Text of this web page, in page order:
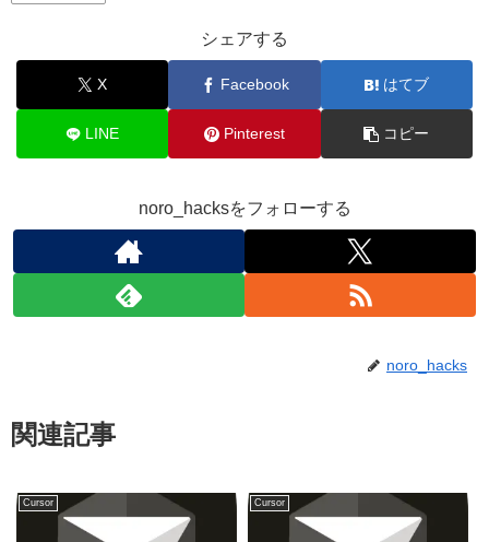
シェアする
X Facebook はてブ
LINE Pinterest コピー
noro_hacksをフォローする
noro_hacks
関連記事
Cursor Cursor